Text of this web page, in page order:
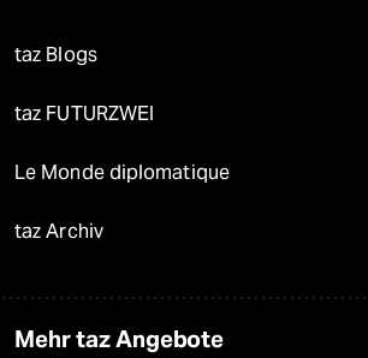
taz Blogs
taz FUTURZWEI
Le Monde diplomatique
taz Archiv
Mehr taz Angebote